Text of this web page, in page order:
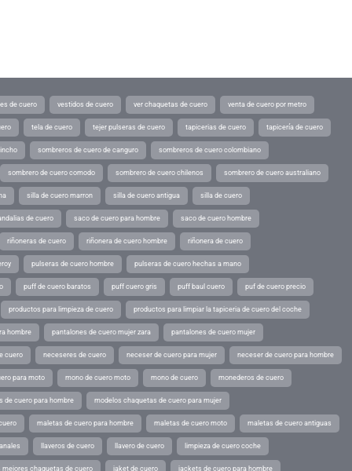
de cuero vestidos de cuero ver chaquetas de cuero venta de cuero por metro
tela de cuero tejer pulseras de cuero tapicerias de cuero tapicería de cuero
sombreros de cuero de canguro sombreros de cuero colombiano
sombrero de cuero comodo sombrero de cuero chilenos sombrero de cuero australiano
silla de cuero marron silla de cuero antigua silla de cuero
de cuero saco de cuero para hombre saco de cuero hombre
riñoneras de cuero riñonera de cuero hombre riñonera de cuero
pulseras de cuero hombre pulseras de cuero hechas a mano
puff de cuero baratos puff cuero gris puff baul cuero puf de cuero precio
productos para limpieza de cuero productos para limpiar la tapiceria de cuero del coche
hombre pantalones de cuero mujer zara pantalones de cuero mujer
cuero neceseres de cuero neceser de cuero para mujer neceser de cuero para hombre
para moto mono de cuero moto mono de cuero monederos de cuero
de cuero para hombre modelos chaquetas de cuero para mujer
maletas de cuero para hombre maletas de cuero moto maletas de cuero antiguas
llaveros de cuero llavero de cuero limpieza de cuero coche
mejores chaquetas de cuero jaket de cuero jackets de cuero para hombre